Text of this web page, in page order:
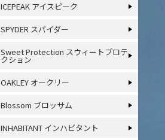
ICEPEAK アイスピーク
SPYDER スパイダー
Sweet Protection スウィートプロテ
クション
OAKLEY オークリー
Blossom ブロッサム
INHABITANT インハビタント